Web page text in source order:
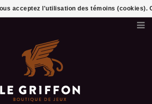
acceptez l'utilisation des témoins